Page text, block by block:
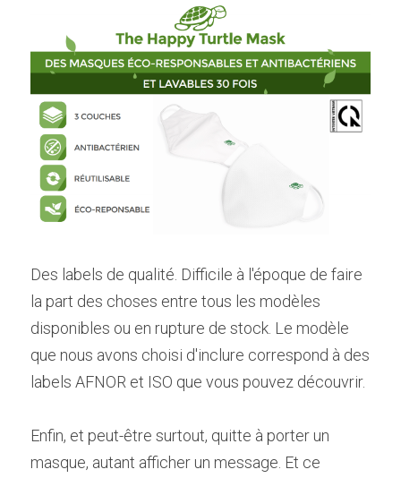
Des labels de qualité. Difficile à l'époque de faire
la part des choses entre tous les modèles
disponibles ou en rupture de stock. Le modèle
que nous avons choisi d'inclure correspond à des
labels AFNOR et ISO que vous pouvez découvrir.
Enfin, et peut-être surtout, quitte à porter un
masque, autant afficher un message. Et ce